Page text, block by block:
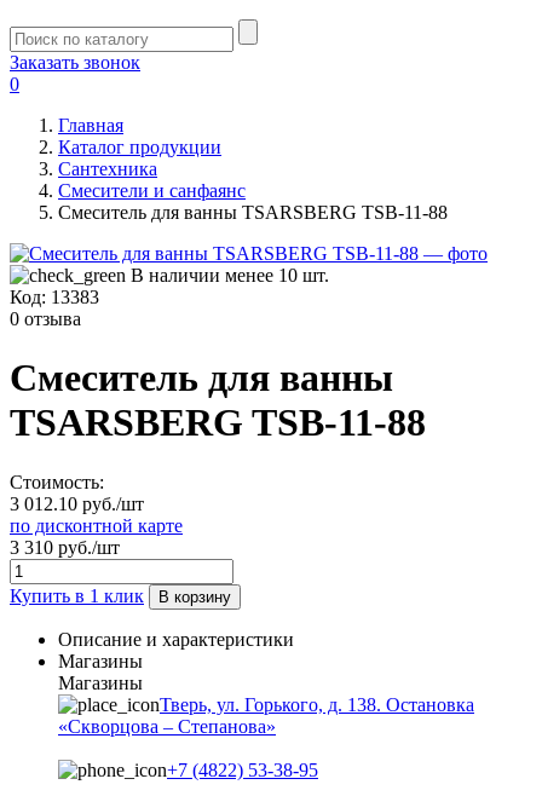
Заказать звонок
0
Главная
Каталог продукции
Сантехника
Смесители и санфаянс
Смеситель для ванны TSARSBERG TSB-11-88
В наличии менее 10 шт.
Код: 13383
0 отзыва
Смеситель для ванны
TSARSBERG TSB-11-88
Стоимость:
3 012.10 руб./шт
по дисконтной карте
3 310 руб./шт
Купить в 1 клик В корзину
Описание и характеристики
Магазины
Магазины
Тверь, ул. Горького, д. 138. Остановка
«Скворцова – Степанова»
+7 (4822) 53-38-95